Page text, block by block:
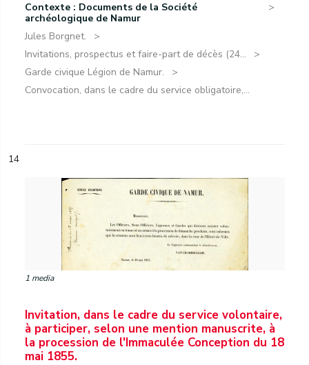
Contexte : Documents de la Société
archéologique de Namur
Jules Borgnet.
Invitations, prospectus et faire-part de décès (24...
Garde civique Légion de Namur.
Convocation, dans le cadre du service obligatoire,...
14
1 media
Invitation, dans le cadre du service volontaire,
à participer, selon une mention manuscrite, à
la procession de l'Immaculée Conception du 18
mai 1855.